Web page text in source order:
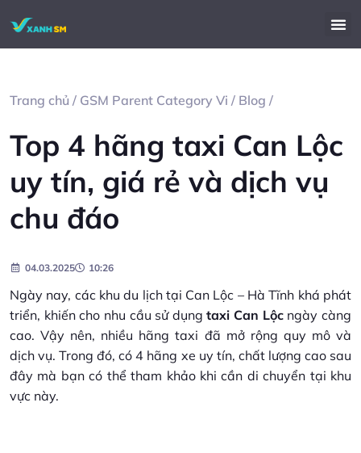
Trang chủ / GSM Parent Category Vi / Blog /
Top 4 hãng taxi Can Lộc
uy tín, giá rẻ và dịch vụ
chu đáo
04.03.2025 10:26
Ngày nay, các khu du lịch tại Can Lộc – Hà Tĩnh khá phát
triển, khiến cho nhu cầu sử dụngtaxi Can Lộcngày càng
cao. Vậy nên, nhiều hãng taxi đã mở rộng quy mô và
dịch vụ. Trong đó, có 4 hãng xe uy tín, chất lượng cao sau
đây mà bạn có thể tham khảo khi cần di chuyển tại khu
vực này.